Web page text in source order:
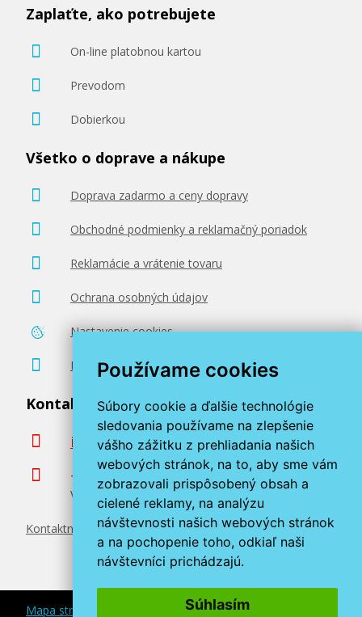
Používame cookies
Súbory cookie a ďalšie technológie
sledovania používame na zlepšenie
vášho zážitku z prehliadania našich
webových stránok, na to, aby sme vám
zobrazovali prispôsobený obsah a
cielené reklamy, na analýzu
návštevnosti našich webových stránok
a na pochopenie toho, odkiaľ naši
návštevníci prichádzajú.
Súhlasím
Ricoh 406480 (Azúrový)
130,90 €
Pridať do košíka
Zaplaťte, ako potrebujete
On-line platobnou kartou
Prevodom
Dobierkou
Všetko o doprave a nákupe
Doprava zadarmo a ceny dopravy
Obchodné podmienky a reklamačný poriadok
Reklamácie a vrátenie tovaru
Ochrana osobných údajov
Nastavenie cookies
Poradenstvo zadarmo
Kontaktujte nás
info@miroluk.sk
+420 377 222 313
Volajte v pracovné dni od 8. do 17. hod.
Kontaktné údaje
Mapa stránok